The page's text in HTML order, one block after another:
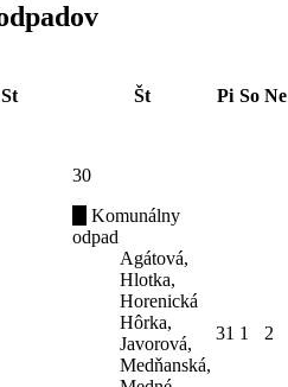
St Št Pi So Ne
30
Komunálny
odpad
Agátová,
Hlotka,
Horenická
Hôrka,
Javorová,
Medňanská,
31 1 2